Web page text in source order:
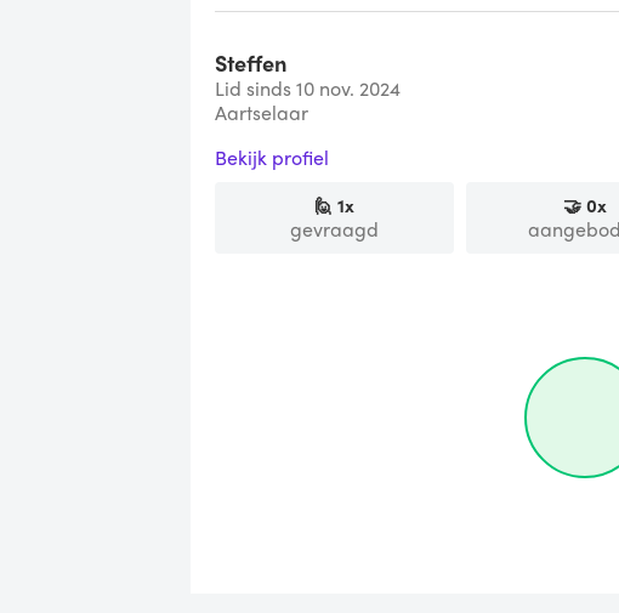
Steffen
Lid sinds 10 nov. 2024
Aartselaar
Bekijk profiel
🙋 1x
gevraagd
🤝0x